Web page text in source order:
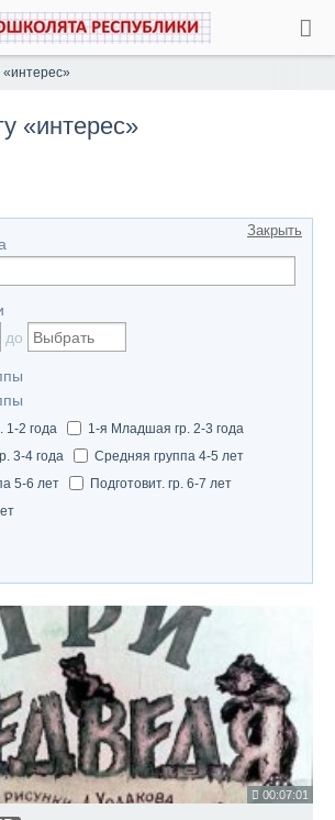
«интерес»
«интерес»
Закрыть
до
1-2 года
1-я Младшая гр. 2-3 года
3-4 года
Средняя группа 4-5 лет
5-6 лет
Подготовит. гр. 6-7 лет
00:07:01